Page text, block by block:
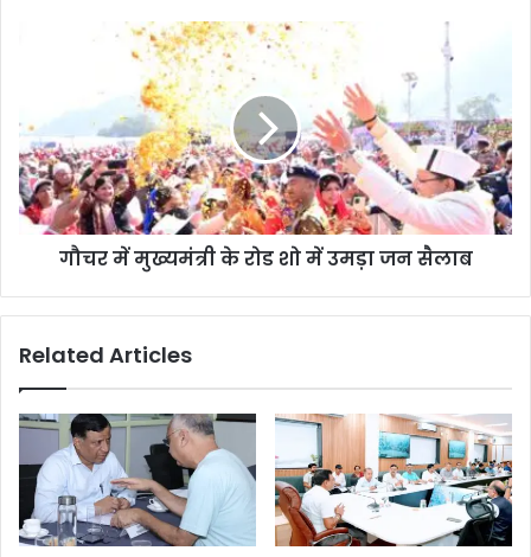
गौचर में मुख्यमंत्री के रोड शो में उमड़ा जन सैलाब
Related Articles